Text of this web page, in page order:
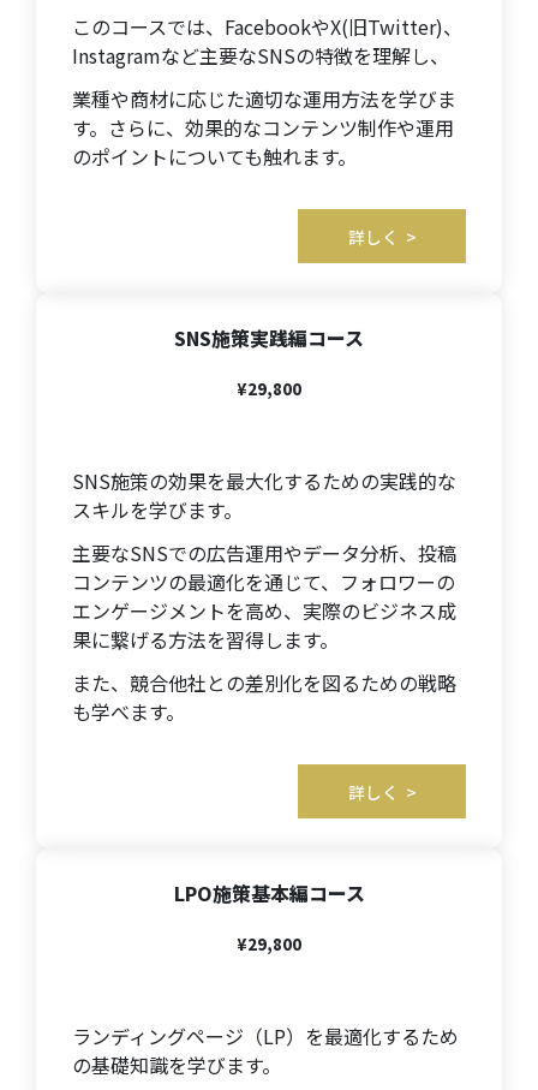
このコースでは、FacebookやX(旧Twitter)、
Instagramなど主要なSNSの特徴を理解し、
業種や商材に応じた適切な運用方法を学びま
す。さらに、効果的なコンテンツ制作や運用
のポイントについても触れます。
詳しく >
SNS施策実践編コース
¥29,800
SNS施策の効果を最大化するための実践的な
スキルを学びます。
主要なSNSでの広告運用やデータ分析、投稿
コンテンツの最適化を通じて、フォロワーの
エンゲージメントを高め、実際のビジネス成
果に繋げる方法を習得します。
また、競合他社との差別化を図るための戦略
も学べます。
詳しく >
LPO施策基本編コース
¥29,800
ランディングページ（LP）を最適化するため
の基礎知識を学びます。